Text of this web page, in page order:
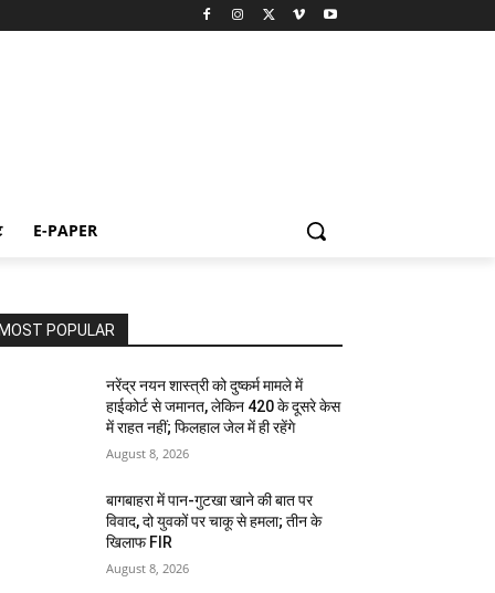
E-PAPER
MOST POPULAR
नरेंद्र नयन शास्त्री को दुष्कर्म मामले में
हाईकोर्ट से जमानत, लेकिन 420 के दूसरे केस
में राहत नहीं; फिलहाल जेल में ही रहेंगे
August 8, 2026
बागबाहरा में पान-गुटखा खाने की बात पर
विवाद, दो युवकों पर चाकू से हमला; तीन के
खिलाफ FIR
August 8, 2026